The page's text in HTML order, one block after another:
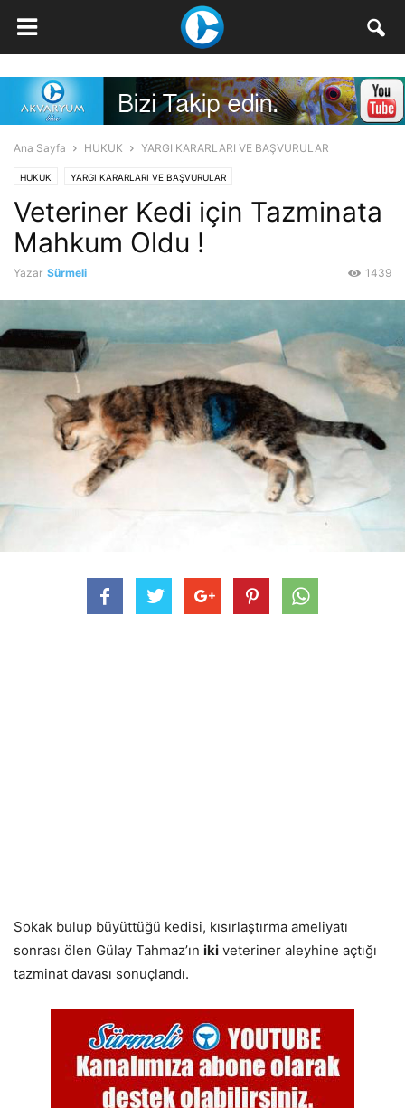
Ana Sayfa HUKUK YARGI KARARLARI VE BAŞVURULAR
HUKUK YARGI KARARLARI VE BAŞVURULAR
Veteriner Kedi için Tazminata
Mahkum Oldu !
Yazar Sürmeli 1439
Sokak bulup büyüttüğü kedisi, kısırlaştırma ameliyatı
sonrası ölen Gülay Tahmaz’ın iki veteriner aleyhine açtığı
tazminat davası sonuçlandı.